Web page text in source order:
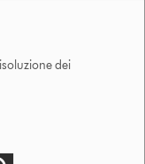
dei